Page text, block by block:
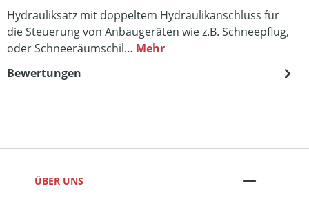
Hydrauliksatz mit doppeltem Hydraulikanschluss für
die Steuerung von Anbaugeräten wie z.B. Schneepflug,
oder Schneeräumschil… Mehr
Bewertungen
ÜBER UNS